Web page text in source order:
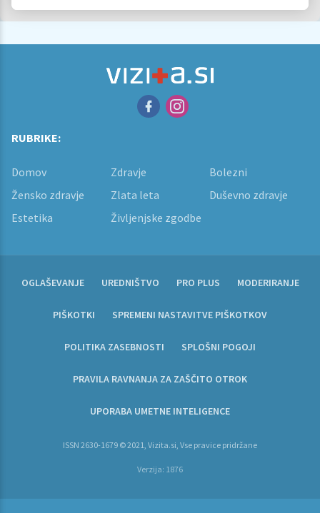
RUBRIKE:
Domov Zdravje
Bolezni
Žensko zdravje
Zlata leta
Duševno zdravje
Estetika
Življenjske zgodbe
OGLAŠEVANJE UREDNIŠTVO PRO PLUS MODERIRANJE
PIŠKOTKI SPREMENI NASTAVITVE PIŠKOTKOV
POLITIKA ZASEBNOSTI SPLOŠNI POGOJI
PRAVILA RAVNANJA ZA ZAŠČITO OTROK
UPORABA UMETNE INTELIGENCE
ISSN 2630-1679 © 2021, Vizita.si, Vse pravice pridržane
Verzija: 1876